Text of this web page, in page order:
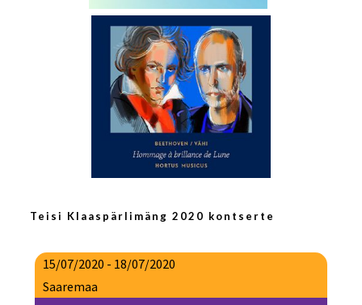
Teisi Klaaspärlimäng 2020 kontserte
15/07/2020 - 18/07/2020
Saaremaa